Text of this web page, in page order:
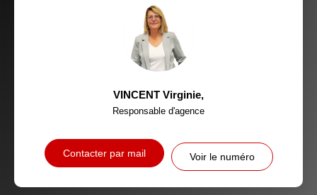
VINCENT Virginie,
Responsable d'agence
Contacter par mail Voir le numéro